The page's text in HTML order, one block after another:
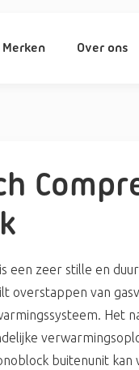
Merken Over ons
een zeer stille en
overstappen van
Het
buitenunit